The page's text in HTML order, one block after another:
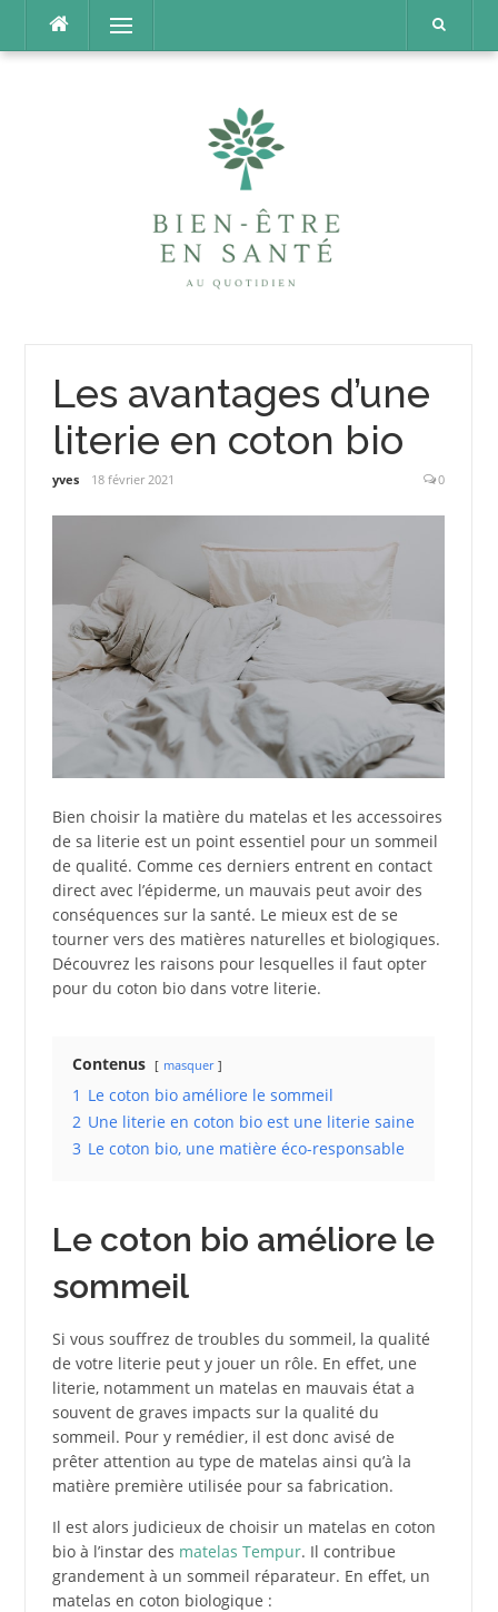
contenu
Menu
Les avantages d’une
literie en coton bio
yves 18 février 2021 0
Bien choisir la matière du matelas et les accessoires
de sa literie est un point essentiel pour un sommeil
de qualité. Comme ces derniers entrent en contact
direct avec l’épiderme, un mauvais peut avoir des
conséquences sur la santé. Le mieux est de se
tourner vers des matières naturelles et biologiques.
Découvrez les raisons pour lesquelles il faut opter
pour du coton bio dans votre literie.
Contenus masquer
1 Le coton bio améliore le sommeil
2 Une literie en coton bio est une literie saine
3 Le coton bio, une matière éco-responsable
Le coton bio améliore le
sommeil
Si vous souffrez de troubles du sommeil, la qualité
de votre literie peut y jouer un rôle. En effet, une
literie, notamment un matelas en mauvais état a
souvent de graves impacts sur la qualité du
sommeil. Pour y remédier, il est donc avisé de
prêter attention au type de matelas ainsi qu’à la
matière première utilisée pour sa fabrication.
Il est alors judicieux de choisir un matelas en coton
bio à l’instar des matelas Tempur. Il contribue
grandement à un sommeil réparateur. En effet, un
matelas en coton biologique :